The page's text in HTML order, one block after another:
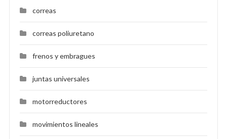
correas
correas poliuretano
frenos y embragues
juntas universales
motorreductores
movimientos lineales